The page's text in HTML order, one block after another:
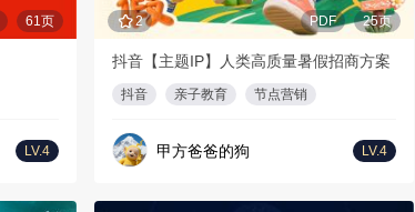
61页
LV.4
2 PDF 25页
抖音【主题IP】人类高质量暑假招商方案
抖音 亲子教育 节点营销
甲方爸爸的狗 LV.4